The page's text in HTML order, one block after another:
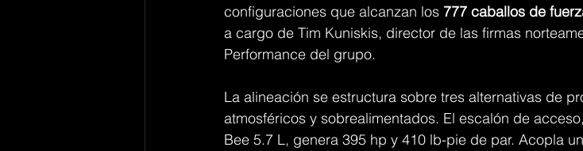
configuraciones que alcanzan los 777 caballos de
a cargo de Tim Kuniskis, director de las firmas
Performance del grupo.
La alineación se estructura sobre tres alternativas de
atmosféricos y sobrealimentados. El escalón de
Bee 5.7 L, genera 395 hp y 410 lb-pie de par. Acopla